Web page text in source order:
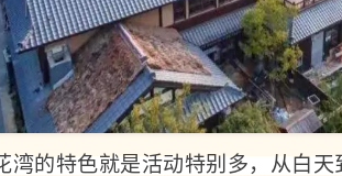
湾的特色就是活动特别多，从白